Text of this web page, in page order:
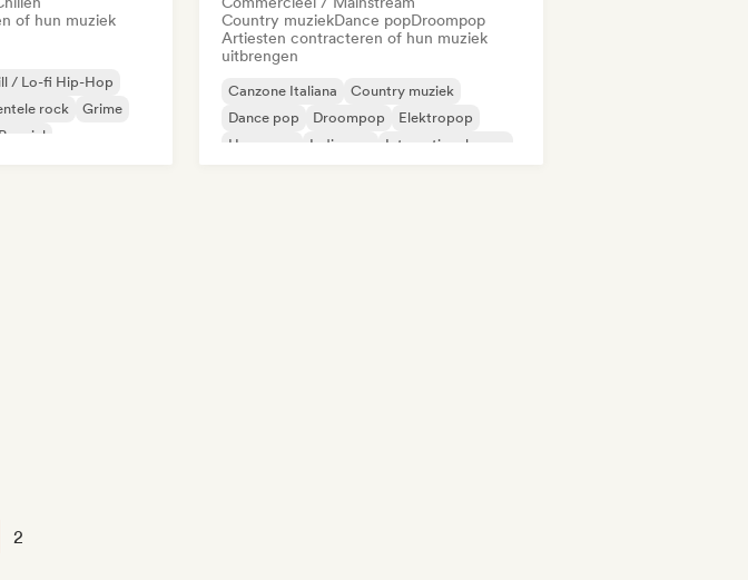
of hun muziek
/ Lo-fi Hip-Hop
rock
Grime
Popziel
Country muziekDance popDroompop
Artiesten contracteren of hun muziek
uitbrengen
Canzone Italiana
Country muziek
Dance pop
Droompop
Elektropop
Hyperpop
Indie pop Internationale pop
2